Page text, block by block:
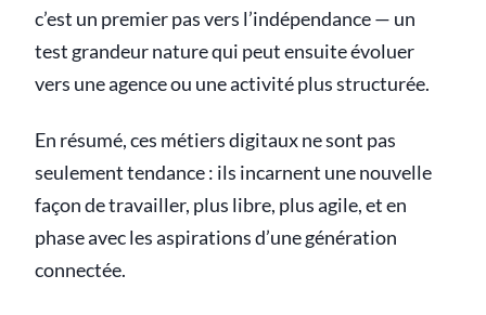
c’est un premier pas vers l’indépendance — un
test grandeur nature qui peut ensuite évoluer
vers une agence ou une activité plus structurée.
En résumé, ces métiers digitaux ne sont pas
seulement tendance : ils incarnent une nouvelle
façon de travailler, plus libre, plus agile, et en
phase avec les aspirations d’une génération
connectée.